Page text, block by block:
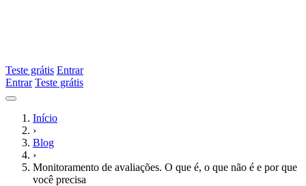
Teste grátis Entrar
Entrar Teste grátis
Início
›
Blog
›
Monitoramento de avaliações. O que é, o que não é e por que
você precisa